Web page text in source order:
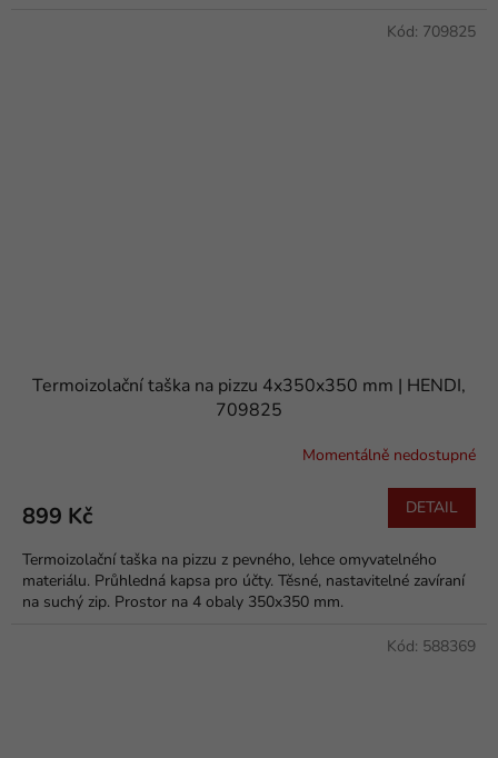
Termoizolační taška na pizzu 4x350x350 mm | HENDI,
709825
Momentálně nedostupné
899 Kč DETAIL
Termoizolační taška na pizzu z pevného, lehce omyvatelného
materiálu. Průhledná kapsa pro účty. Těsné, nastavitelné zavíraní
na suchý zip. Prostor na 4 obaly 350x350 mm.
Kód: 709825
Kód: 588369